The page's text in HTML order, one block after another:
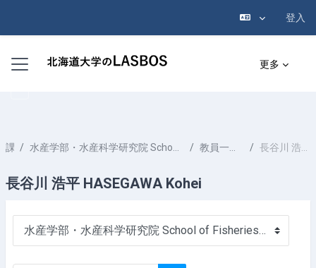
登入
側板 更多
課程 水産学部・水産科学研究院 School of Fisheries Sciences & Faculty of Fisheries Sciences 教員一覧 List of Professors 長谷川 浩平 HASEGAWA Kohei
長谷川 浩平 HASEGAWA Kohei
課程類別